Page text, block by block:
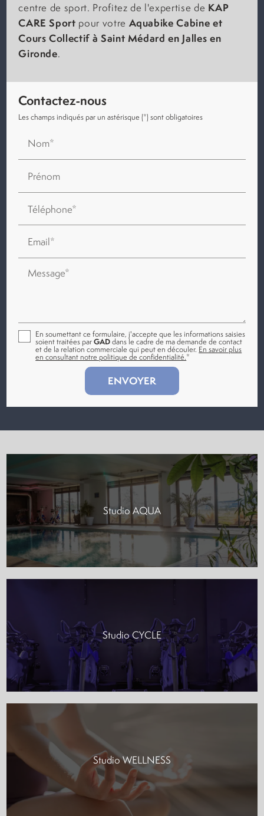
centre de sport. Profitez de l'expertise de KAP
CARE Sport pour votre Aquabike Cabine et
Cours Collectif à Saint Médard en Jalles en
Gironde.
Contactez-nous
Les champs indiqués par un astérisque (*) sont obligatoires
Nom*
Prénom
Téléphone*
Email*
Message*
En soumettant ce formulaire, j'accepte que les informations saisies
soient traitées parGADdans le cadre de ma demande de contact
et de la relation commerciale qui peut en découler. En savoir plus
en consultant notre politique de confidentialité.*
Studio AQUA
Studio CYCLE
Studio WELLNESS